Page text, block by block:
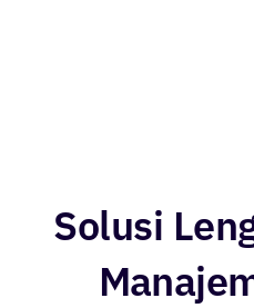
Solusi